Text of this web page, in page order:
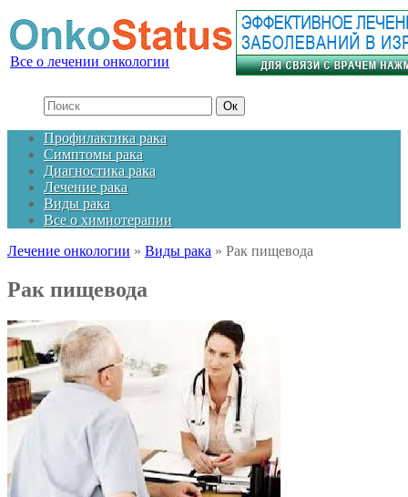
Все о лечении онкологии
Профилактика рака
Симптомы рака
Диагностика рака
Лечение рака
Виды рака
Все о химиотерапии
Лечение онкологии » Виды рака » Рак пищевода
Рак пищевода